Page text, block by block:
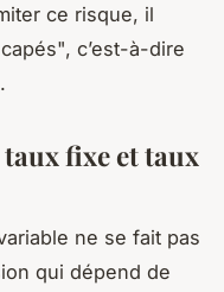
ce risque, il
c’est-à-dire
fixe et taux
ne se fait pas
qui dépend de